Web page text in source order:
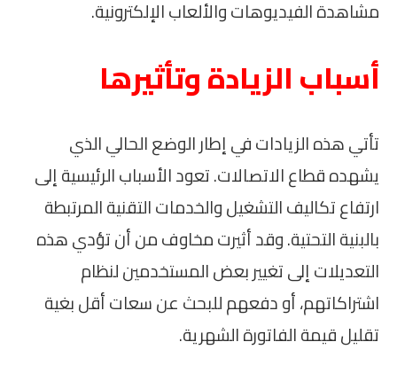
مشاهدة الفيديوهات والألعاب الإلكترونية.
أسباب الزيادة وتأثيرها
تأتي هذه الزيادات في إطار الوضع الحالي الذي
يشهده قطاع الاتصالات. تعود الأسباب الرئيسية إلى
ارتفاع تكاليف التشغيل والخدمات التقنية المرتبطة
بالبنية التحتية. وقد أثيرت مخاوف من أن تؤدي هذه
التعديلات إلى تغيير بعض المستخدمين لنظام
اشتراكاتهم، أو دفعهم للبحث عن سعات أقل بغية
تقليل قيمة الفاتورة الشهرية.